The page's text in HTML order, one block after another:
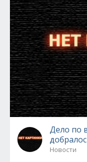
Дело по
Новости